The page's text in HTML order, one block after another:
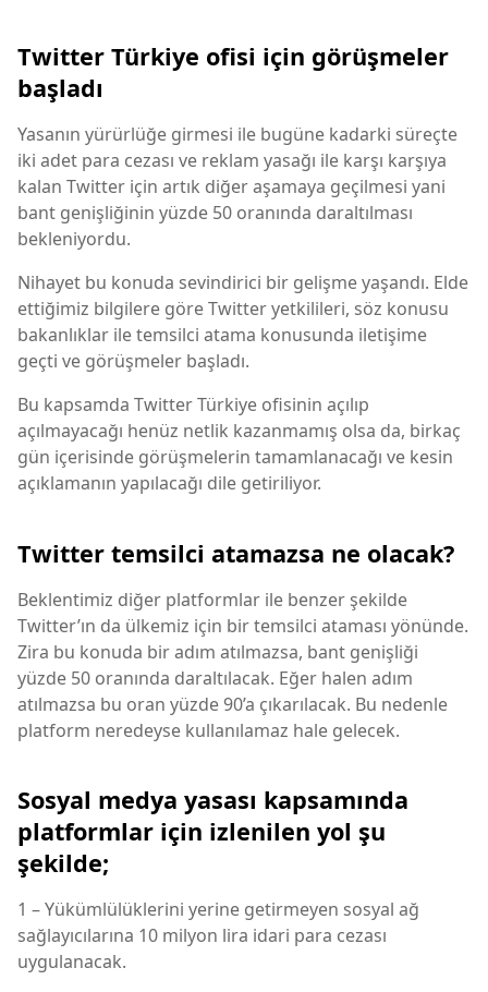
Twitter Türkiye ofisi için görüşmeler
başladı
Yasanın yürürlüğe girmesi ile bugüne kadarki süreçte
iki adet para cezası ve reklam yasağı ile karşı karşıya
kalan Twitter için artık diğer aşamaya geçilmesi yani
bant genişliğinin yüzde 50 oranında daraltılması
bekleniyordu.
Nihayet bu konuda sevindirici bir gelişme yaşandı. Elde
ettiğimiz bilgilere göre Twitter yetkilileri, söz konusu
bakanlıklar ile temsilci atama konusunda iletişime
geçti ve görüşmeler başladı.
Bu kapsamda Twitter Türkiye ofisinin açılıp
açılmayacağı henüz netlik kazanmamış olsa da, birkaç
gün içerisinde görüşmelerin tamamlanacağı ve kesin
açıklamanın yapılacağı dile getiriliyor.
Twitter temsilci atamazsa ne olacak?
Beklentimiz diğer platformlar ile benzer şekilde
Twitter’ın da ülkemiz için bir temsilci ataması yönünde.
Zira bu konuda bir adım atılmazsa, bant genişliği
yüzde 50 oranında daraltılacak. Eğer halen adım
atılmazsa bu oran yüzde 90’a çıkarılacak. Bu nedenle
platform neredeyse kullanılamaz hale gelecek.
Sosyal medya yasası kapsamında
platformlar için izlenilen yol şu
şekilde;
1 – Yükümlülüklerini yerine getirmeyen sosyal ağ
sağlayıcılarına 10 milyon lira idari para cezası
uygulanacak.